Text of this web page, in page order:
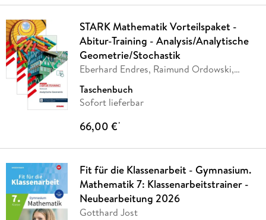
STARK Mathematik Vorteilspaket -
Abitur-Training - Analysis/Analytische
Geometrie/Stochastik
Eberhard Endres, Raimund Ordowski,
Taschenbuch
Sofort lieferbar
66,00 €*
Fit für die Klassenarbeit - Gymnasium.
Mathematik 7: Klassenarbeitstrainer -
Neubearbeitung 2026
Gotthard Jost